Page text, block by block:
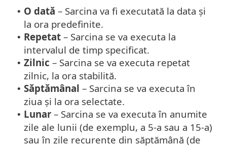
• O dată – Sarcina va fi executată la data și
la ora predefinite.
• Repetat – Sarcina se va executa la
intervalul de timp specificat.
• Zilnic – Sarcina se va executa repetat
zilnic, la ora stabilită.
• Săptămânal – Sarcina se va executa în
ziua și la ora selectate.
• Lunar – Sarcina se va executa în anumite
zile ale lunii (de exemplu, a 5-a sau a 15-a)
sau în zile recurente din săptămână (de